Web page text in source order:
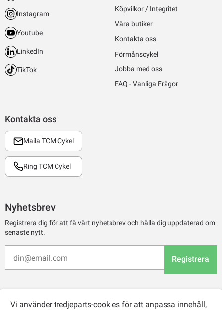
Kontakta oss
Maila TCM Cykel
Ring TCM Cykel
Instagram
Youtube
LinkedIn
TikTok
Köpvilkor / Integritet
Våra butiker
Kontakta oss
Förmånscykel
Jobba med oss
FAQ - Vanliga Frågor
Nyhetsbrev
Registrera dig för att få vårt nyhetsbrev och hålla dig uppdaterad om
senaste nytt.
Registrera
Vi använder tredjeparts-cookies för att anpassa innehåll,